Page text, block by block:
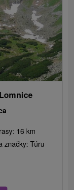
16 km
značky: Túru